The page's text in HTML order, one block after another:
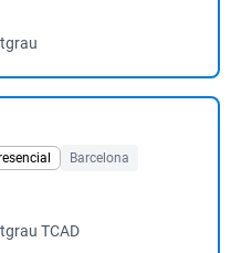
Barcelona
TCAD